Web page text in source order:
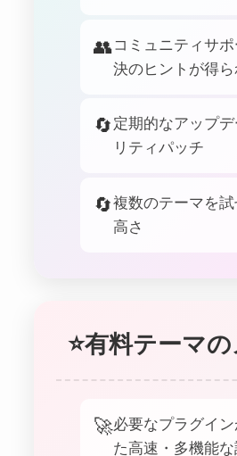
👥コミュニティサ
決のヒントが得ら
🔄 定期的なアップ
リティパッチ
🔄複数のテーマを
高さ
⭐有料テーマの
🚀必要なプラグイ
た高速・多機能